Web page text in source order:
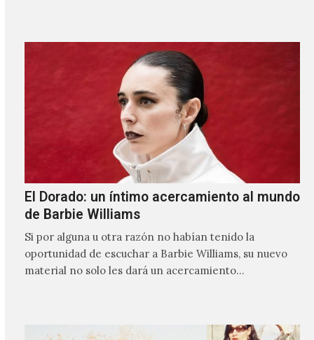
El Dorado: un íntimo acercamiento al mundo
de Barbie Williams
Si por alguna u otra razón no habían tenido la
oportunidad de escuchar a Barbie Williams, su nuevo
material no solo les dará un acercamiento…